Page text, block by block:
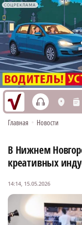
СОЦРЕКЛАМА
h L n
Главная • Новости
В Нижнем
креативных
14:14, 15.05.2026